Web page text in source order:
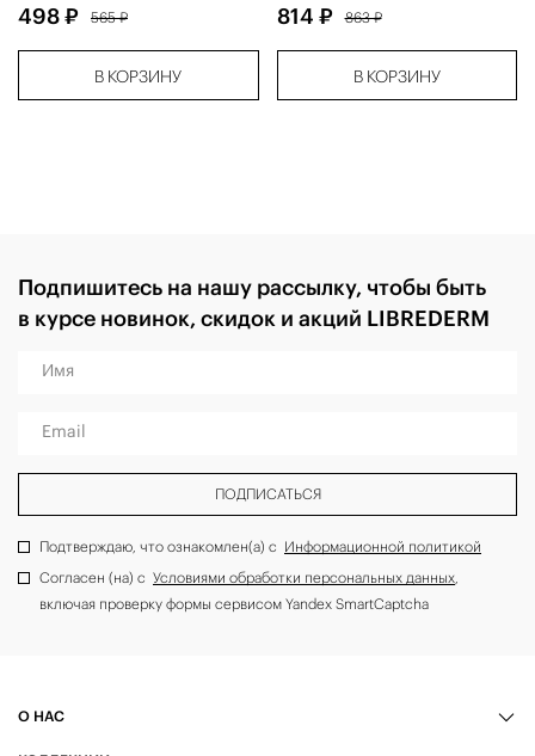
498 ₽ 565 ₽
В КОРЗИНУ
814 ₽ 863 ₽
В КОРЗИНУ
Подпишитесь на нашу рассылку, чтобы быть
в курсе новинок, скидок и акций LIBREDERM
Имя
Email
ПОДПИСАТЬСЯ
Подтверждаю, что ознакомлен(а) с Информационной политикой
Согласен (на) с Условиями обработки персональных данных,
включая проверку формы сервисом Yandex SmartCaptcha
О НАС